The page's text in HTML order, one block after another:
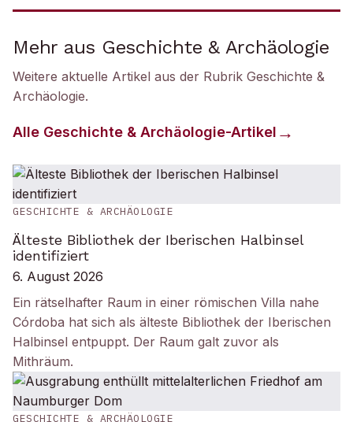
Mehr aus Geschichte & Archäologie
Weitere aktuelle Artikel aus der Rubrik Geschichte &
Archäologie.
Alle Geschichte & Archäologie-Artikel
GESCHICHTE & ARCHÄOLOGIE
Älteste Bibliothek der Iberischen Halbinsel
identifiziert
6. August 2026
Ein rätselhafter Raum in einer römischen Villa nahe
Córdoba hat sich als älteste Bibliothek der Iberischen
Halbinsel entpuppt. Der Raum galt zuvor als
Mithräum.
GESCHICHTE & ARCHÄOLOGIE